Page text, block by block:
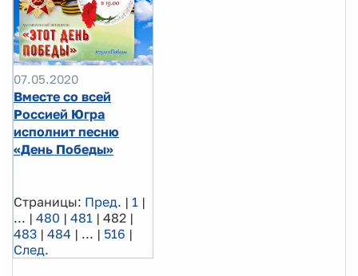
07.05.2020
Вместе со всей
Россией Югра
исполнит песню
«День Победы»
Страницы: Пред. | 1 |
... | 480 | 481 | 482 |
483 | 484 | ... | 516 |
След.